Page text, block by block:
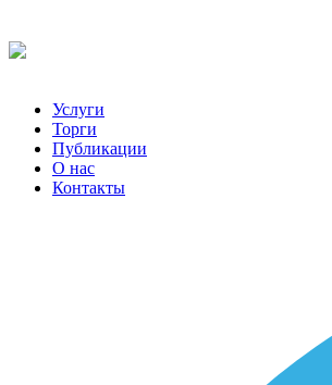
Услуги
Торги
Публикации
О нас
Контакты